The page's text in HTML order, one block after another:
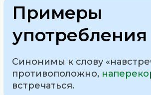
Примеры
употребления
Синонимы к слову
противоположно,
встречаться.